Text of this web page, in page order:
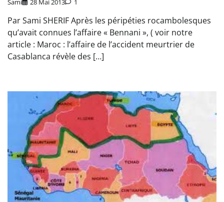
Sami 28 Mai 2013 1
Par Sami SHERIF Après les péripéties rocambolesques
qu’avait connues l’affaire « Bennani », ( voir notre
article : Maroc : l’affaire de l’accident meurtrier de
Casablanca révèle des […]